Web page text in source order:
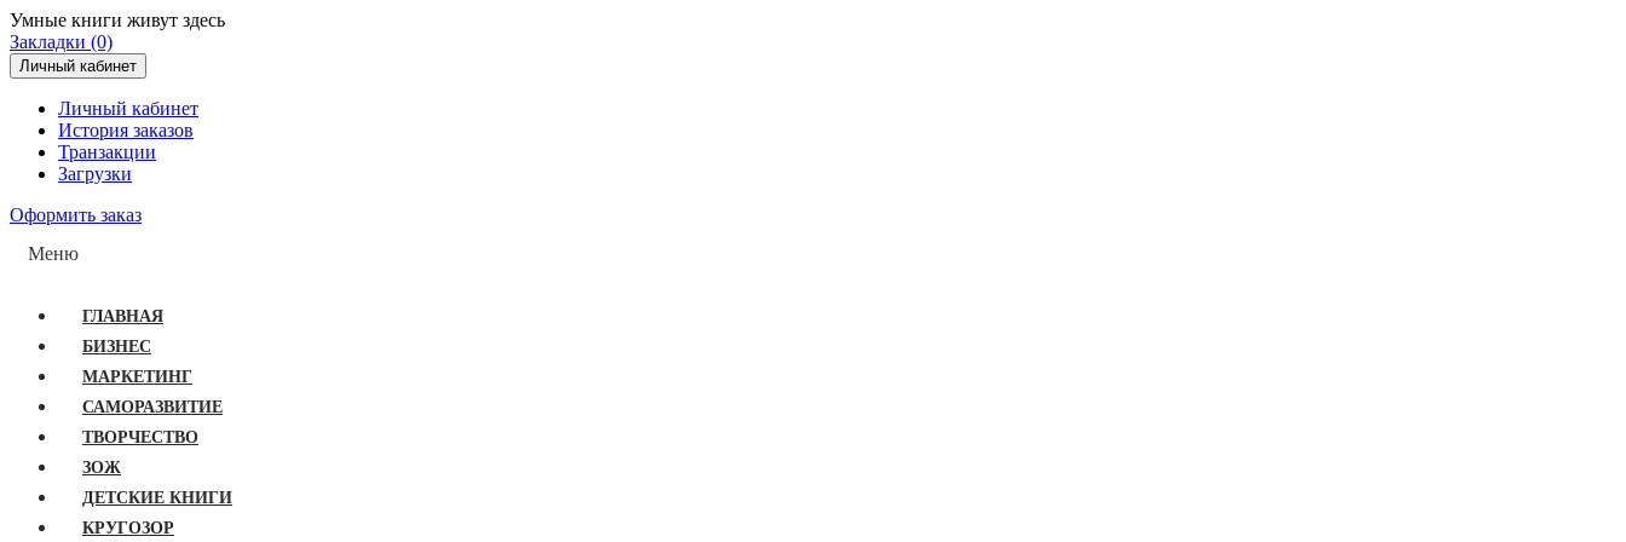
Умные книги живут здесь
Закладки (0)
Личный кабинет
Личный кабинет
История заказов
Транзакции
Загрузки
Оформить заказ
Меню
ГЛАВНАЯ
БИЗНЕС
МАРКЕТИНГ
САМОРАЗВИТИЕ
ТВОРЧЕСТВО
ЗОЖ
ДЕТСКИЕ КНИГИ
КРУГОЗОР